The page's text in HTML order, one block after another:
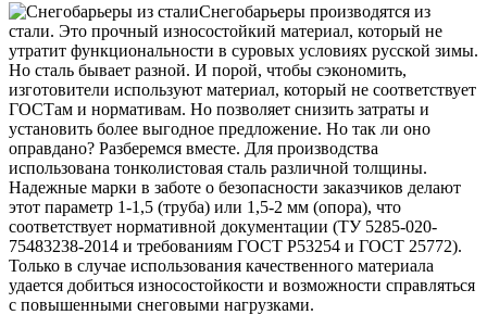
Снегобарьеры производятся из
стали. Это прочный износостойкий материал, который не
утратит функциональности в суровых условиях русской зимы.
Но сталь бывает разной. И порой, чтобы сэкономить,
изготовители используют материал, который не соответствует
ГОСТам и нормативам. Но позволяет снизить затраты и
установить более выгодное предложение. Но так ли оно
оправдано? Разберемся вместе. Для производства
использована тонколистовая сталь различной толщины.
Надежные марки в заботе о безопасности заказчиков делают
этот параметр 1-1,5 (труба) или 1,5-2 мм (опора), что
соответствует нормативной документации (ТУ 5285-020-
75483238-2014 и требованиям ГОСТ Р53254 и ГОСТ 25772).
Только в случае использования качественного материала
удается добиться износостойкости и возможности справляться
с повышенными снеговыми нагрузками.